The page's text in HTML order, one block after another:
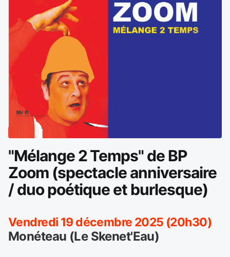
"Mélange 2 Temps" de BP
Zoom (spectacle anniversaire
/ duo poétique et burlesque)
Vendredi 19 décembre 2025 (20h30)
Monéteau (Le Skenet'Eau)